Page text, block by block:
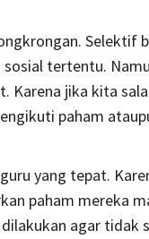
Selektif
tertentu.
Karena jika kita
paham
yang tepat.
paham mereka
agar tidak